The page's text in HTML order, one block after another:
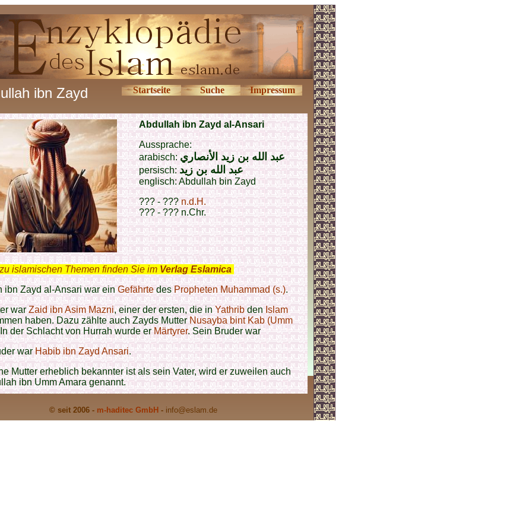
ibn Zayd Startseite Suche Impressum
Abdullah ibn Zayd al-Ansari
Aussprache:
arabisch:عبد الله بن زيد الأنصاري
persisch:عبد الله بن زيد
englisch: Abdullahbin Zayd
??? - ???n.d.H.
??? - ??? n.Chr.
islamischen Themen finden Sie im Verlag Eslamica
ibn Zayd al-Ansari war einGefährtedesPropheten Muhammad (s.).
warZaid ibn Asim Mazni, einer der ersten, die inYathribdenIslam
haben. Dazu zählte auch Zayds MutterNusayba bint Kab (Umm
der Schlacht von Hurrah wurde erMärtyrer. Sein Bruder war
warHabib ibn Zayd Ansari.
Mutter erheblich bekannter ist als sein Vater, wird er zuweilen auch
ibn Umm Amara genannt.
© seit 2006 - m-haditec GmbH - info@eslam.de